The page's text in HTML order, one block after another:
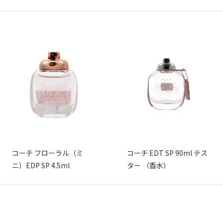
コーチ フローラル（ミ
ニ）EDP SP 4.5ml
コーチ EDT SP 90ml テス
ター （香水）